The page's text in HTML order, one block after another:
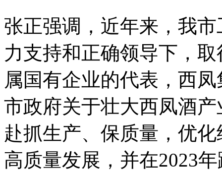
张正强调，近年来，我
力支持和正确领导下，
属国有企业的代表，西
市政府关于壮大西凤酒
赴抓生产、保质量，优
高质量发展，并在2023